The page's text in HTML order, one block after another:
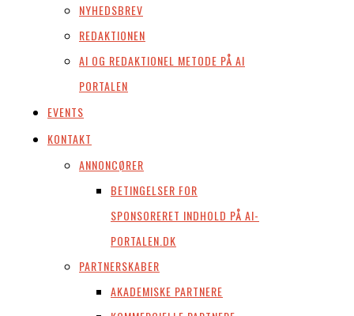
NYHEDSBREV
REDAKTIONEN
AI OG REDAKTIONEL METODE PÅ AI
PORTALEN
EVENTS
KONTAKT
ANNONCØRER
BETINGELSER FOR
SPONSORERET INDHOLD PÅ AI-
PORTALEN.DK
PARTNERSKABER
AKADEMISKE PARTNERE